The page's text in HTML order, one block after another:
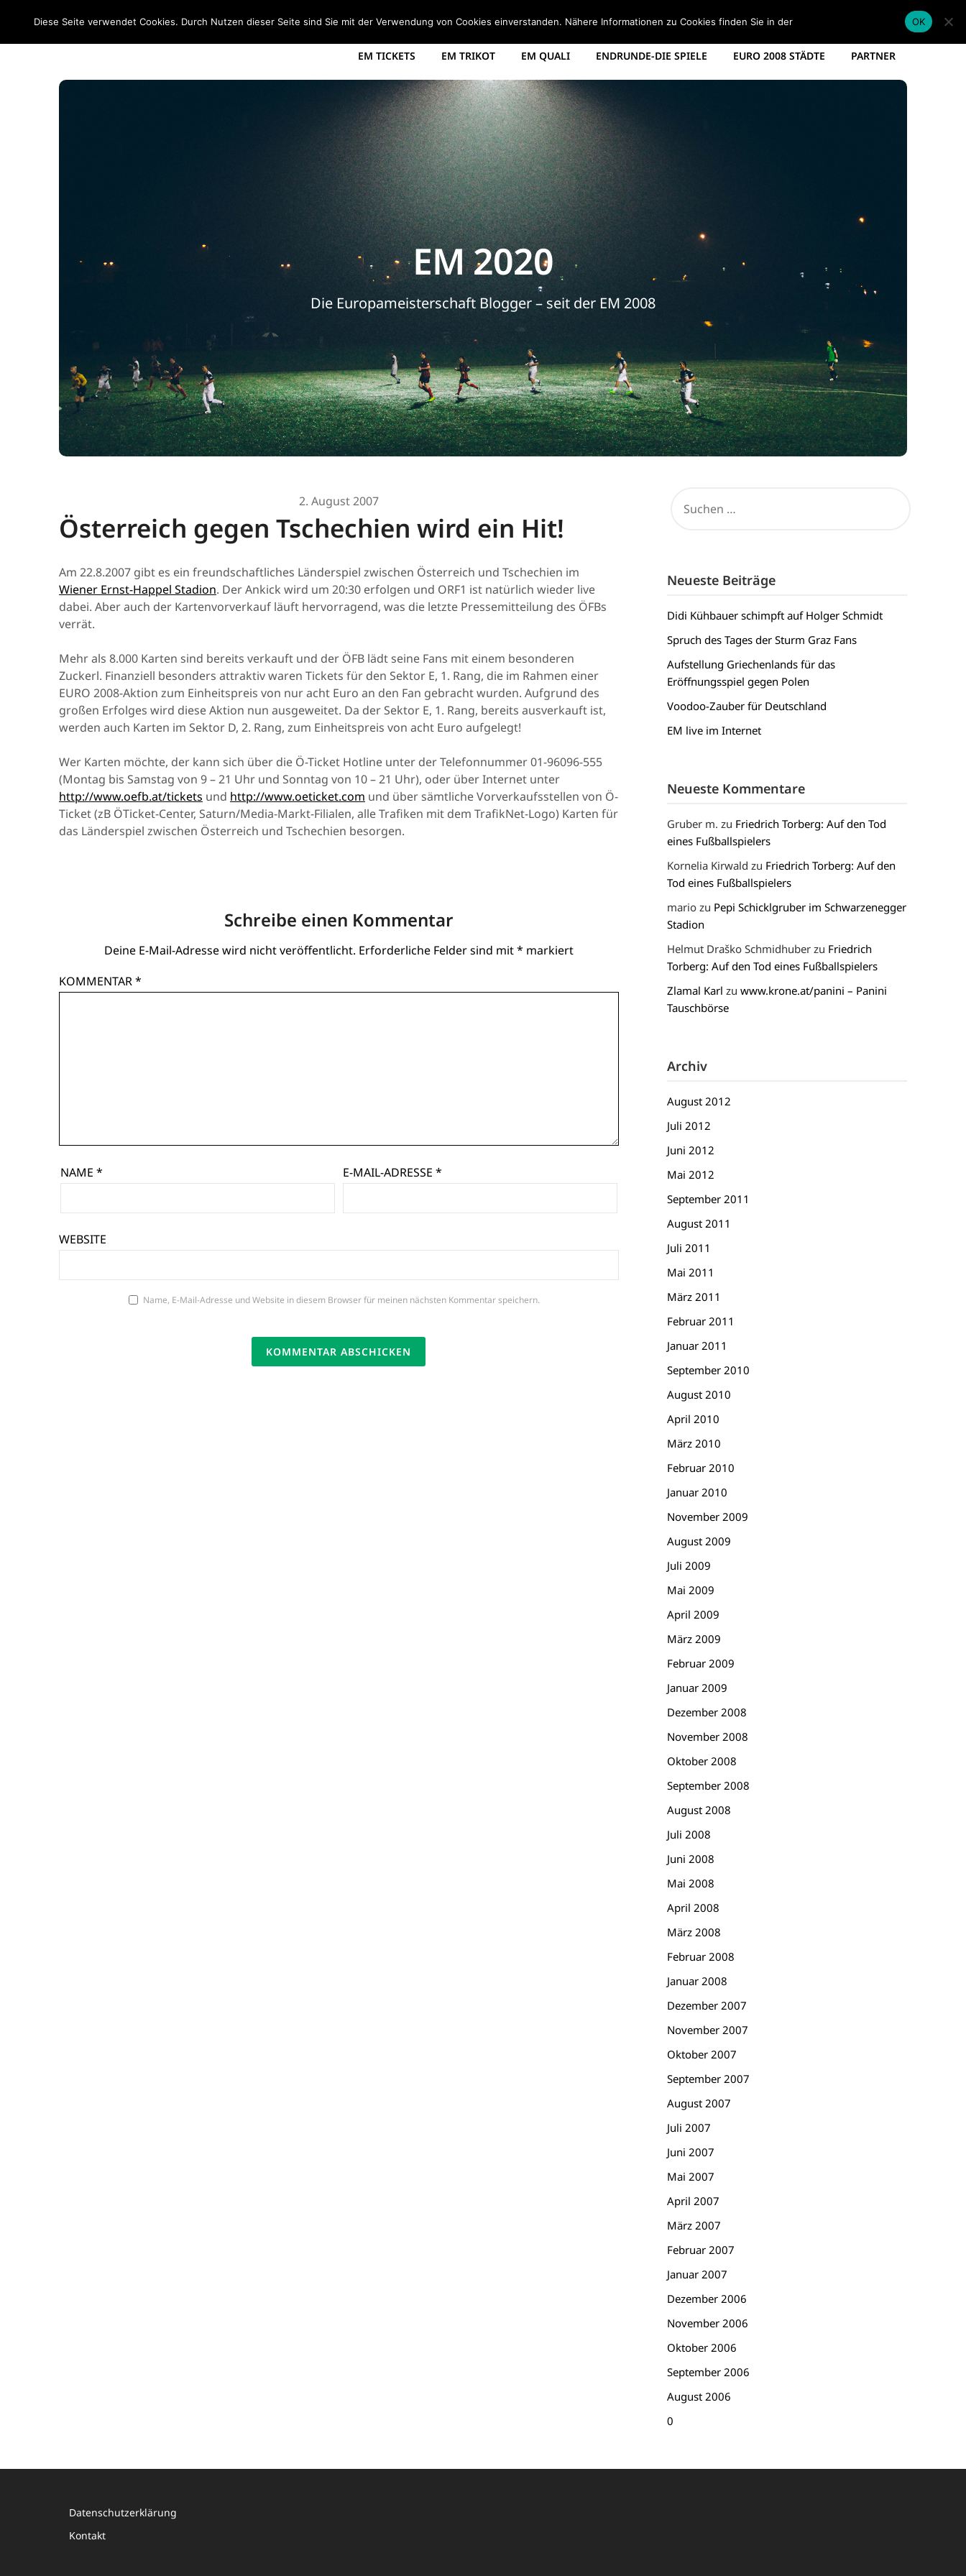
EM 2020 STARTSEITE EM 2008 TABELLE EM 2012 GRUPPEN EM KADER DEUTSCHLAND
EM TICKETS EM TRIKOT EM QUALI ENDRUNDE-DIE SPIELE EURO 2008 STÄDTE PARTNER
EM 2020
Die Europameisterschaft Blogger – seit der EM 2008
2. August 2007
Österreich gegen Tschechien wird ein Hit!
Am 22.8.2007 gibt es ein freundschaftliches Länderspiel zwischen Österreich und Tschechien im
Wiener Ernst-Happel Stadion. Der Ankick wird um 20:30 erfolgen und ORF1 ist natürlich wieder live
dabei. Aber auch der Kartenvorverkauf läuft hervorragend, was die letzte Pressemitteilung des ÖFBs
verrät.
Mehr als 8.000 Karten sind bereits verkauft und der ÖFB lädt seine Fans mit einem besonderen
Zuckerl. Finanziell besonders attraktiv waren Tickets für den Sektor E, 1. Rang, die im Rahmen einer
EURO 2008-Aktion zum Einheitspreis von nur acht Euro an den Fan gebracht wurden. Aufgrund des
großen Erfolges wird diese Aktion nun ausgeweitet. Da der Sektor E, 1. Rang, bereits ausverkauft ist,
werden auch Karten im Sektor D, 2. Rang, zum Einheitspreis von acht Euro aufgelegt!
Wer Karten möchte, der kann sich über die Ö-Ticket Hotline unter der Telefonnummer 01-96096-555
(Montag bis Samstag von 9 – 21 Uhr und Sonntag von 10 – 21 Uhr), oder über Internet unter
http://www.oefb.at/tickets und http://www.oeticket.com und über sämtliche Vorverkaufsstellen von Ö-
Ticket (zB ÖTicket-Center, Saturn/Media-Markt-Filialen, alle Trafiken mit dem TrafikNet-Logo) Karten für
das Länderspiel zwischen Österreich und Tschechien besorgen.
Schreibe einen Kommentar
Deine E-Mail-Adresse wird nicht veröffentlicht. Erforderliche Felder sind mit* markiert
KOMMENTAR*
NAME * E-MAIL-ADRESSE*
WEBSITE
Name, E-Mail-Adresse und Website in diesem Browser für meinen nächsten Kommentar speichern.
NACH:
Neueste Beiträge
Didi Kühbauer schimpft auf Holger Schmidt
Spruch des Tages der Sturm Graz Fans
Aufstellung Griechenlands für das
Eröffnungsspiel gegen Polen
Voodoo-Zauber für Deutschland
EM live im Internet
Neueste Kommentare
Gruber m. zu Friedrich Torberg: Auf den Tod
eines Fußballspielers
Kornelia Kirwald zu Friedrich Torberg: Auf den
Tod eines Fußballspielers
mariozu Pepi Schicklgruber im Schwarzenegger
Stadion
Helmut Draško Schmidhuberzu Friedrich
Torberg: Auf den Tod eines Fußballspielers
Zlamal Karl zu www.krone.at/panini – Panini
Tauschbörse
Archiv
August 2012
Juli 2012
Juni 2012
Mai 2012
September 2011
August 2011
Juli 2011
Mai 2011
März 2011
Februar 2011
Januar 2011
September 2010
August 2010
April 2010
März 2010
Februar 2010
Januar 2010
November 2009
August 2009
Juli 2009
Mai 2009
April 2009
März 2009
Februar 2009
Januar 2009
Dezember 2008
November 2008
Oktober 2008
September 2008
August 2008
Juli 2008
Juni 2008
Mai 2008
April 2008
März 2008
Februar 2008
Januar 2008
Dezember 2007
November 2007
Oktober 2007
September 2007
August 2007
Juli 2007
Juni 2007
Mai 2007
April 2007
März 2007
Februar 2007
Januar 2007
Dezember 2006
November 2006
Oktober 2006
September 2006
August 2006
0
Datenschutzerklärung
Kontakt
Diese Seite verwendet Cookies. Durch Nutzen dieser Seite sind Sie mit der Verwendung von Cookies einverstanden. Nähere Informationen zu Cookies finden Sie in der OK